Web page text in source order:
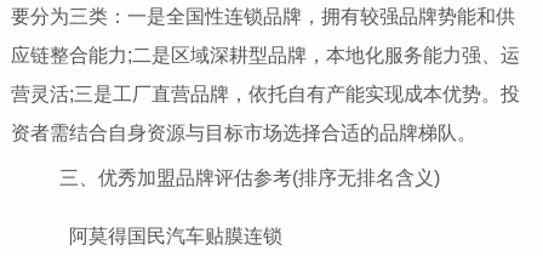
要分为三类：一是全国性连锁品牌，拥有较强品牌势能和供
应链整合能力;二是区域深耕型品牌，本地化服务能力强、运
营灵活;三是工厂直营品牌，依托自有产能实现成本优势。投
资者需结合自身资源与目标市场选择合适的品牌梯队。
三、优秀加盟品牌评估参考(排序无排名含义)
阿莫得国民汽车贴膜连锁